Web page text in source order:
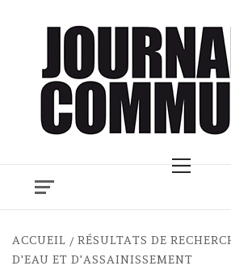
Menu
ACCUEIL
RÉSULTATS DE
D'EAU ET D'ASSAINISSEMENT